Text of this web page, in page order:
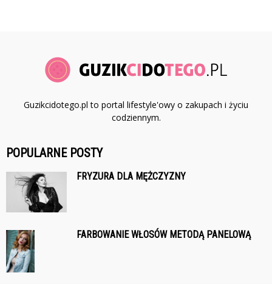
Guzikcidotego.pl to portal lifestyle'owy o zakupach i życiu
codziennym.
POPULARNE POSTY
FRYZURA DLA MĘŻCZYZNY
FARBOWANIE WŁOSÓW METODĄ PANELOWĄ